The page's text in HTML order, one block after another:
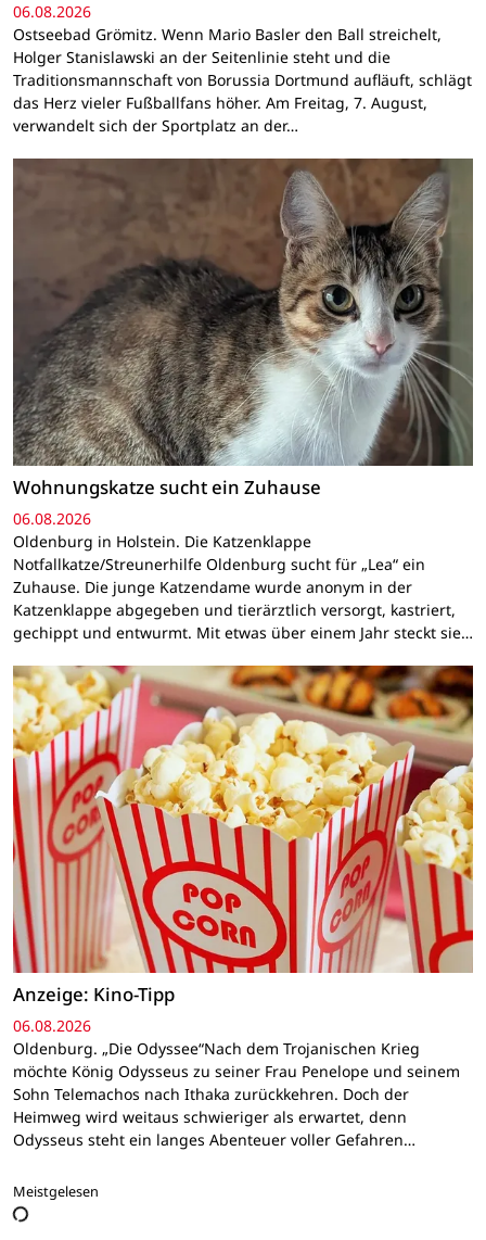
06.08.2026
Ostseebad Grömitz. Wenn Mario Basler den Ball streichelt,
Holger Stanislawski an der Seitenlinie steht und die
Traditionsmannschaft von Borussia Dortmund aufläuft, schlägt
das Herz vieler Fußballfans höher. Am Freitag, 7. August,
verwandelt sich der Sportplatz an der…
Wohnungskatze sucht ein Zuhause
06.08.2026
Oldenburg in Holstein. Die Katzenklappe
Notfallkatze/Streunerhilfe Oldenburg sucht für „Lea“ ein
Zuhause. Die junge Katzendame wurde anonym in der
Katzenklappe abgegeben und tierärztlich versorgt, kastriert,
gechippt und entwurmt. Mit etwas über einem Jahr steckt sie…
Anzeige: Kino-Tipp
06.08.2026
Oldenburg. „Die Odyssee“Nach dem Trojanischen Krieg
möchte König Odysseus zu seiner Frau Penelope und seinem
Sohn Telemachos nach Ithaka zurückkehren. Doch der
Heimweg wird weitaus schwieriger als erwartet, denn
Odysseus steht ein langes Abenteuer voller Gefahren…
Meistgelesen